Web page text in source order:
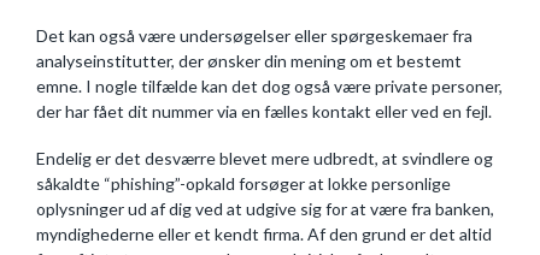
Det kan også være undersøgelser eller spørgeskemaer fra
analyseinstitutter, der ønsker din mening om et bestemt
emne. I nogle tilfælde kan det dog også være private personer,
der har fået dit nummer via en fælles kontakt eller ved en fejl.
Endelig er det desværre blevet mere udbredt, at svindlere og
såkaldte “phishing”-opkald forsøger at lokke personlige
oplysninger ud af dig ved at udgive sig for at være fra banken,
myndighederne eller et kendt firma. Af den grund er det altid